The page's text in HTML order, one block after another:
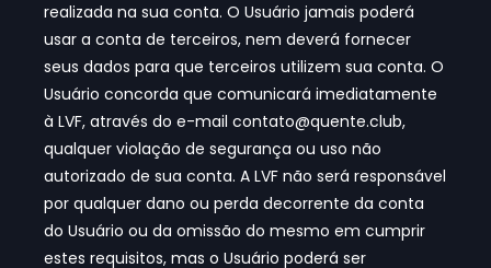
realizada na sua conta. O Usuário jamais poderá
usar a conta de terceiros, nem deverá fornecer
seus dados para que terceiros utilizem sua conta. O
Usuário concorda que comunicará imediatamente
à LVF, através do e-mail contato@quente.club,
qualquer violação de segurança ou uso não
autorizado de sua conta. A LVF não será responsável
por qualquer dano ou perda decorrente da conta
do Usuário ou da omissão do mesmo em cumprir
estes requisitos, mas o Usuário poderá ser